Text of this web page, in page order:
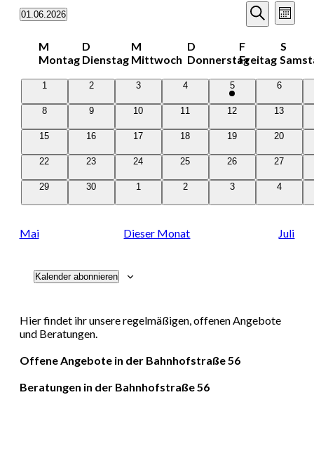
Suche
und
Suche
Monat
01.06.2026
wählen.
Kalender
von
Veranstaltungen
M
Montag
D
Dienstag
M
Mittwoch
D
Donnerstag
F
Freitag
S
01
0
2
0
3
0
Veranstaltungen
4
1
Veranstaltung
5
0
6
0
8
0
9
010
011
012
013
015
016
017
018
019
0
20
0
22
0
23
0
24
0
25
0
26
0
27
0
29
0
30
01
0
2
0
3
0
4
Mai Dieser Monat Juli
Kalender abonnieren
Hier findet ihr unsere regelmäßigen, offenen Angebote
und Beratungen.
Offene Angebote in der Bahnhofstraße 56
Beratungen in der Bahnhofstraße 56